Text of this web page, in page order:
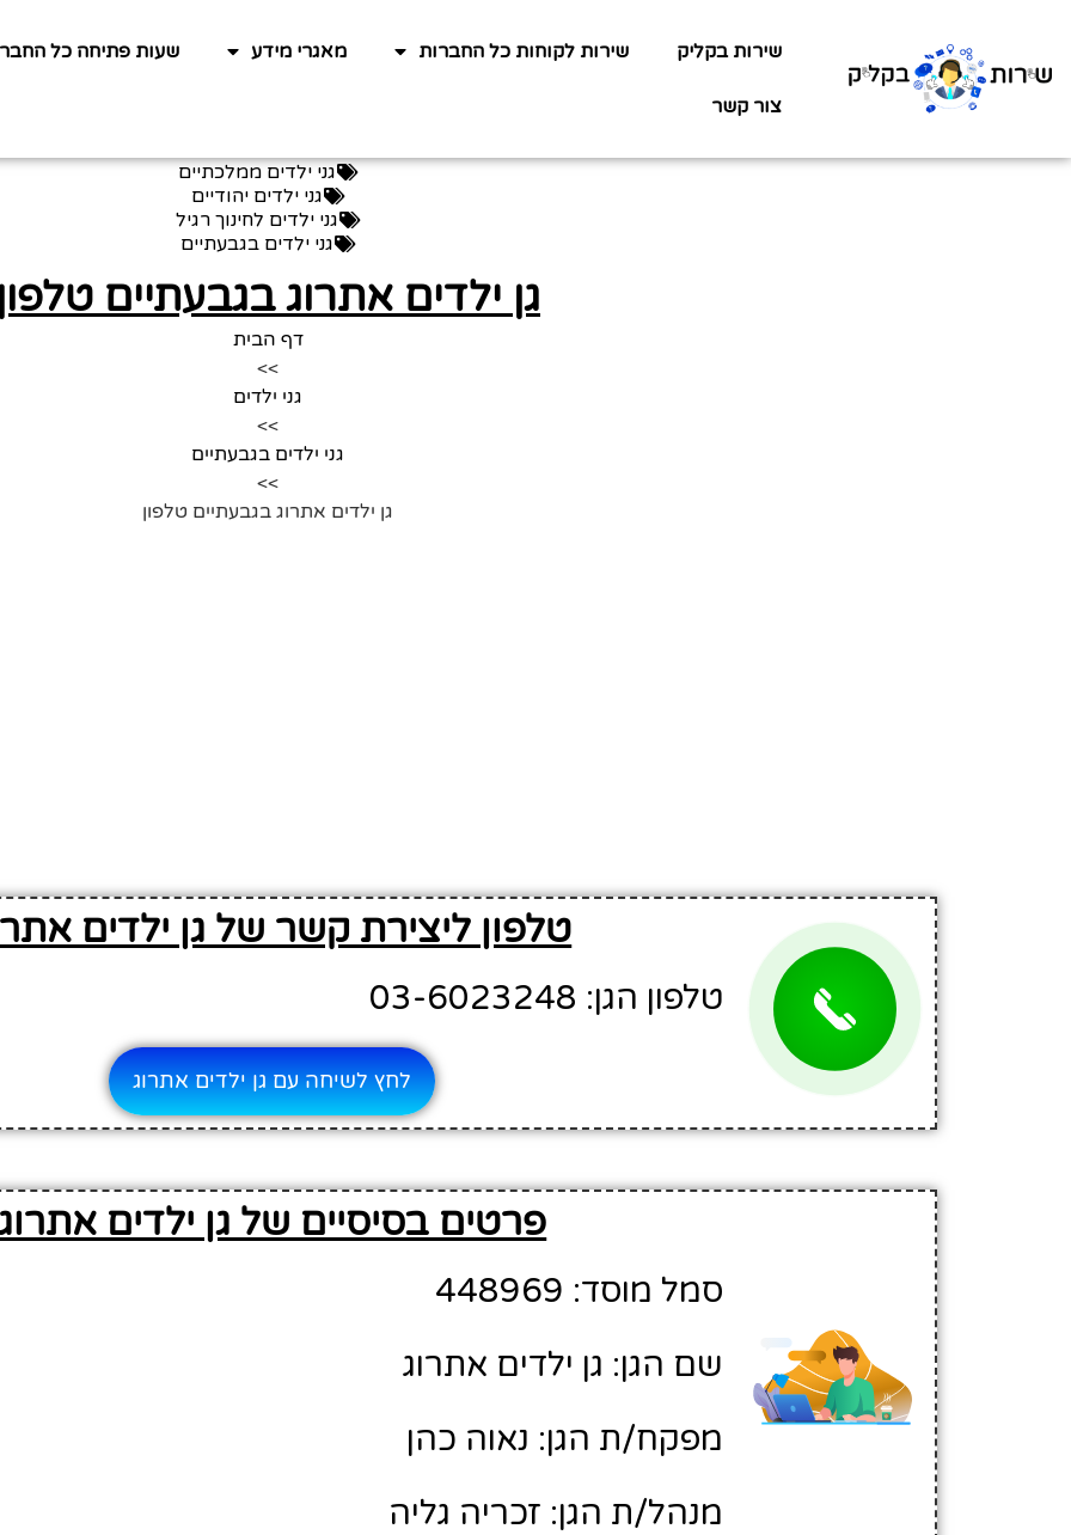
שירות בקליק שירות לקוחות כל החברות מאגרי מידע שעות פתיחה כל
צור קשר
גני ילדים ממלכתיים
גני ילדים יהודיים
גני ילדים לחינוך רגיל
גני ילדים בגבעתיים
גן ילדים אתרוג בגבעתיים
דף הבית
>>
גני ילדים
>>
גני ילדים בגבעתיים
>>
גן ילדים אתרוג בגבעתיים טלפון
טלפון ליצירת קשר של גן ילדים
טלפון הגן: 03-6023248
לחץ לשיחה עם גן ילדים אתרוג
פרטים בסיסיים של גן ילדים
סמל מוסד: 448969
שם הגן: גן ילדים אתרוג
מפקח/ת הגן: נאוה כהן
מנהל/ת הגן: זכריה גליה